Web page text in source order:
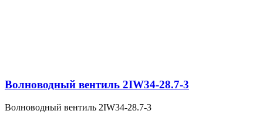
Волноводный вентиль 2IW34-28.7-3
Волноводный вентиль 2IW34-28.7-3